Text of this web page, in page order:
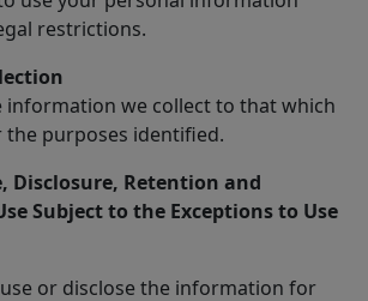
restrictions.
information we collect to that which
the purposes identified.
Disclosure, Retention and
Subject to the Exceptions to Use
or disclose the information for